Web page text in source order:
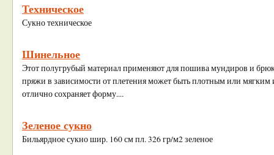
Техническое
Сукно техническое
Шинельное
Этот полугрубый материал применяют для пошива мундиров и
пряжи в зависимости от плетения может быть плотным или мягким
отлично сохраняет форму....
Зеленое сукно
Бильярдное сукно шир. 160 см пл. 326 гр/м2 зеленое